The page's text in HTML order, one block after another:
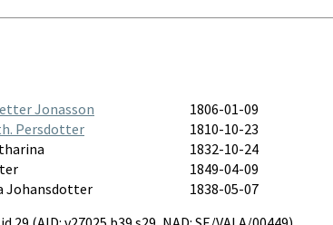
Jonasson 1806-01-09
Persdotter 1810-10-23
1832-10-24
1849-04-09
Johansdotter 1838-05-07